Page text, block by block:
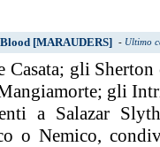
[MARAUDERS] - Ultimo
gli
gli
a Salazar
o Nemico,